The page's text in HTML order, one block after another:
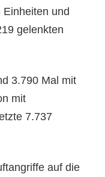
und
gelenkten
3.790 Mal mit
mit
7.737
auf die